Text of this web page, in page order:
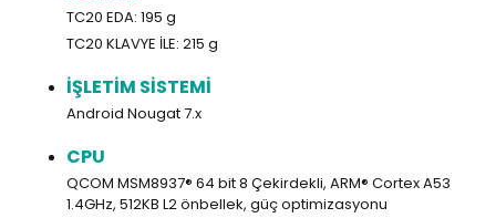
TC20 EDA: 195 g
TC20 KLAVYE İLE: 215 g
İŞLETİM SİSTEMİ
Android Nougat 7.x
CPU
QCOM MSM8937® 64 bit 8 Çekirdekli, ARM® Cortex A53
1.4GHz, 512KB L2 önbellek, güç optimizasyonu